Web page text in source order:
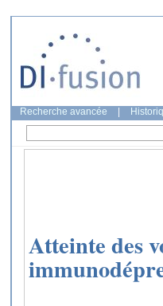
Recherche avancée
Atteinte des